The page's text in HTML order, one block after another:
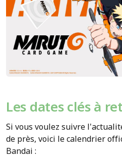
Les dates clés à
Si vous voulez suivre
de près, voici le calendrier
Bandai :